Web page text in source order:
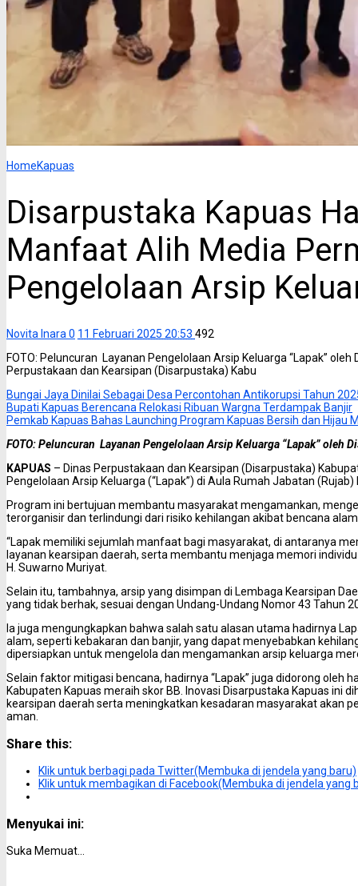
HomeKapuas
Disarpustaka Kapuas
Manfaat Alih Media
Pengelolaan Arsip
Novita Inara0 11 Februari 2025 20:53 492
FOTO: Peluncuran Layanan Pengelolaan Arsip Keluarga “Lapak”
Perpustakaan dan Kearsipan (Disarpustaka) Kabu
Bungai Jaya Dinilai Sebagai Desa Percontohan Antikorupsi Tahun
Bupati Kapuas Berencana Relokasi Ribuan Wargna Terdampak Banjir
Pemkab Kapuas Bahas Launching Program Kapuas Bersih dan Hijau
FOTO:Peluncuran Layanan Pengelolaan Arsip Keluarga “Lapak” oleh
KAPUAS – Dinas Perpustakaan dan Kearsipan (Disarpustaka)
Pengelolaan Arsip Keluarga (“Lapak”) di Aula Rumah Jabatan
Program ini bertujuan membantu masyarakat mengamankan,
terorganisir dan terlindungi dari risiko kehilangan akibat bencana
“Lapak memiliki sejumlah manfaat bagi masyarakat, di antaranya
layanan kearsipan daerah, serta membantu menjaga memori
H. Suwarno Muriyat.
Selain itu, tambahnya, arsip yang disimpan di Lembaga Kearsipan
yang tidak berhak, sesuai dengan Undang-Undang Nomor 43 Tahun
Ia juga mengungkapkan bahwa salah satu alasan utama hadirnya
alam, seperti kebakaran dan banjir, yang dapat menyebabkan
dipersiapkan untuk mengelola dan mengamankan arsip keluarga
Selain faktor mitigasi bencana, hadirnya “Lapak” juga didorong oleh
Kabupaten Kapuas meraih skor BB. Inovasi Disarpustaka Kapuas ini
kearsipan daerah serta meningkatkan kesadaran masyarakat akan
aman.
Share this:
Klik untuk berbagi pada Twitter(Membuka di jendela yang baru)
Klik untuk membagikan di Facebook(Membuka di jendela yang
Menyukai ini:
Suka Memuat...